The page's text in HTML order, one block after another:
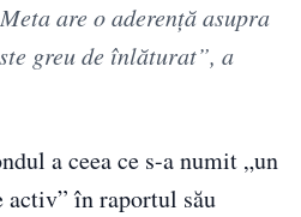
are o aderență asupra
greu de înlăturat”, a
a ceea ce s-a numit „un
activ” în raportul său